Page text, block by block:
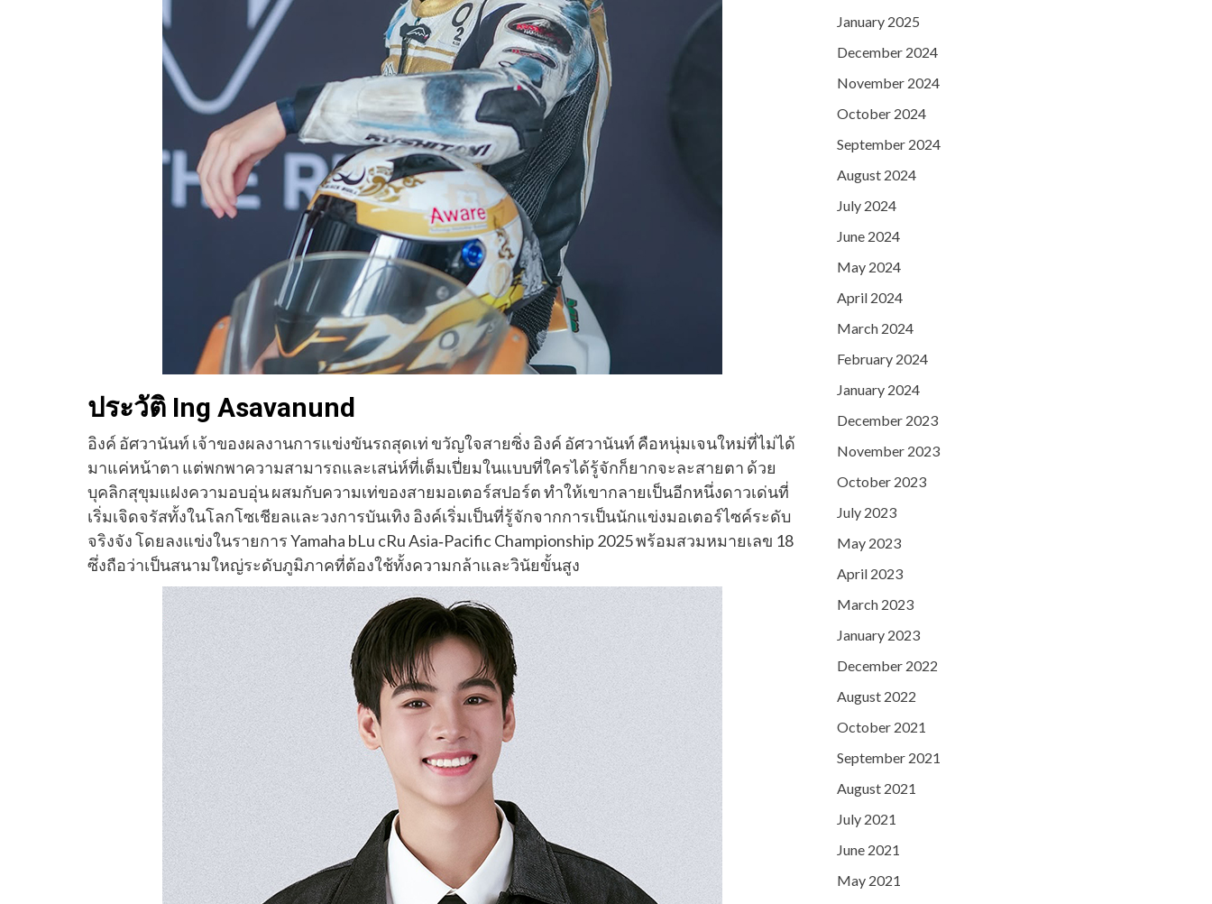
ประวัติ Ing Asavanund
อิงค์ อัศวานันท์ เจ้าของผลงานการแข่งขันรถสุดเท่ ขวัญใจสายซิ่ง อิงค์ อัศวานันท์ คือหนุ่มเจนใหม่ที่ไม่ได้
มาแค่หน้าตา แต่พกพาความสามารถและเสน่ห์ที่เต็มเปี่ยมในแบบที่ใครได้รู้จักก็ยากจะละสายตา ด้วย
บุคลิกสุขุมแฝงความอบอุ่น ผสมกับความเท่ของสายมอเตอร์สปอร์ต ทำให้เขากลายเป็นอีกหนึ่งดาวเด่นที่
เริ่มเจิดจรัสทั้งในโลกโซเชียลและวงการบันเทิง อิงค์เริ่มเป็นที่รู้จักจากการเป็นนักแข่งมอเตอร์ไซค์ระดับ
จริงจัง โดยลงแข่งในรายการ Yamaha bLu cRu Asia‑Pacific Championship 2025 พร้อมสวมหมายเลข 18
ซึ่งถือว่าเป็นสนามใหญ่ระดับภูมิภาคที่ต้องใช้ทั้งความกล้าและวินัยขั้นสูง
January 2025
December 2024
November 2024
October 2024
September 2024
August 2024
July 2024
June 2024
May 2024
April 2024
March 2024
February 2024
January 2024
December 2023
November 2023
October 2023
July 2023
May 2023
April 2023
March 2023
January 2023
December 2022
August 2022
October 2021
September 2021
August 2021
July 2021
June 2021
May 2021